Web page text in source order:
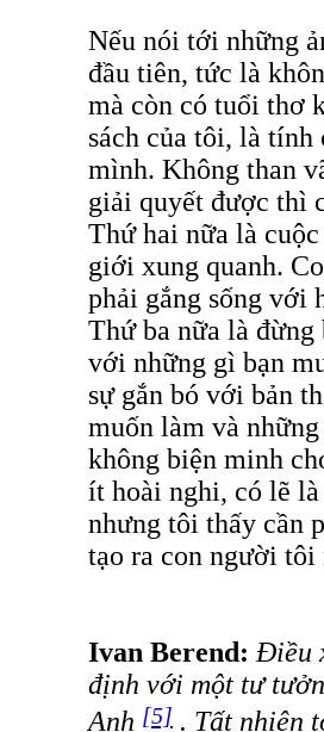
Nếu nói tới những
đầu tiên, tức là
mà còn có tuổi thơ
sách của tôi, là
mình. Không than
giải quyết được thì
Thứ hai nữa là
giới xung quanh.
phải gắng sống với
Thứ ba nữa là
với những gì bạn
sự gắn bó với bản
muốn làm và
không biện minh
ít hoài nghi, có lẽ là
nhưng tôi thấy cần
tạo ra con người tôi
Ivan Berend: Điều
định với một tư
Anh [5] . Tất nhiên